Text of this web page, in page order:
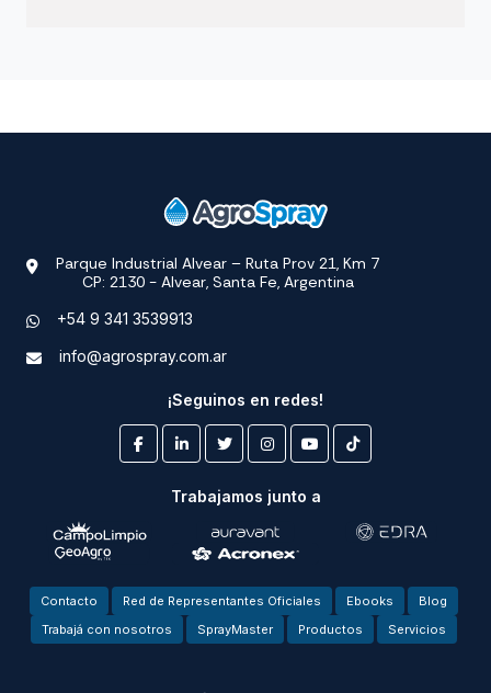
Parque Industrial Alvear – Ruta Prov 21, Km 7
CP: 2130 - Alvear, Santa Fe, Argentina
+54 9 341 3539913
info@agrospray.com.ar
¡Seguinos en redes!
Trabajamos junto a
Contacto Red de Representantes Oficiales Ebooks
Blog
Trabajá con nosotros
SprayMaster Productos Servicios